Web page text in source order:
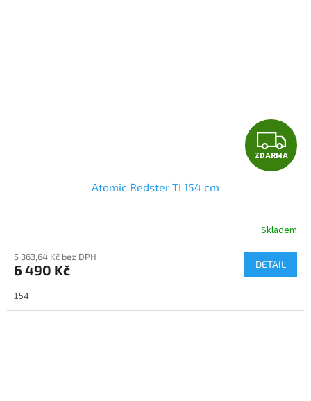
Z
D
R
M
A
ZDARMA
Atomic Redster TI 154 cm
Skladem
5 363,64 Kč bez DPH
6 490 Kč DETAIL
154